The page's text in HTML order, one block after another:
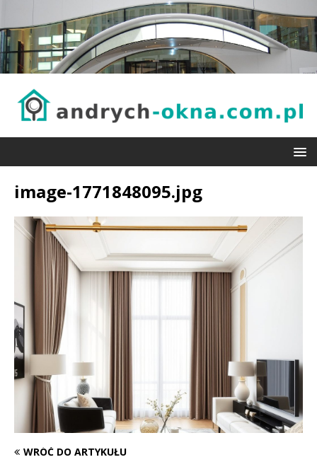
image-1771848095.jpg
WRÓĆ DO ARTYKUŁU